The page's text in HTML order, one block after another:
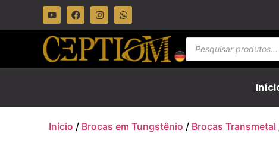
Início / Brocas em Tungstênio / Brocas Transmetal